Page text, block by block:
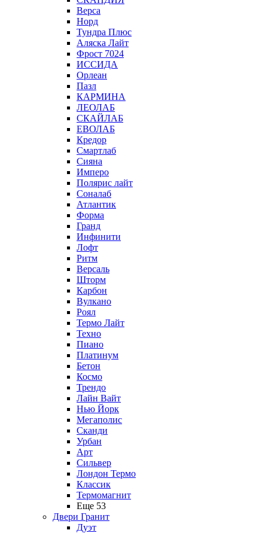
Верса
Норд
Тундра Плюс
Аляска Лайт
Фрост 7024
ИССИДА
Орлеан
Пазл
КАРМИНА
ЛЕОЛАБ
СКАЙЛАБ
ЕВОЛАБ
Кредор
Смартлаб
Сияна
Имперо
Полярис лайт
Соналаб
Атлантик
Форма
Гранд
Инфинити
Лофт
Ритм
Версаль
Шторм
Карбон
Вулкано
Роял
Термо Лайт
Техно
Пиано
Платинум
Бетон
Космо
Трендо
Лайн Вайт
Нью Йорк
Мегаполис
Сканди
Урбан
Арт
Сильвер
Лондон Термо
Классик
Термомагнит
Еще 53
Двери Гранит
Дуэт